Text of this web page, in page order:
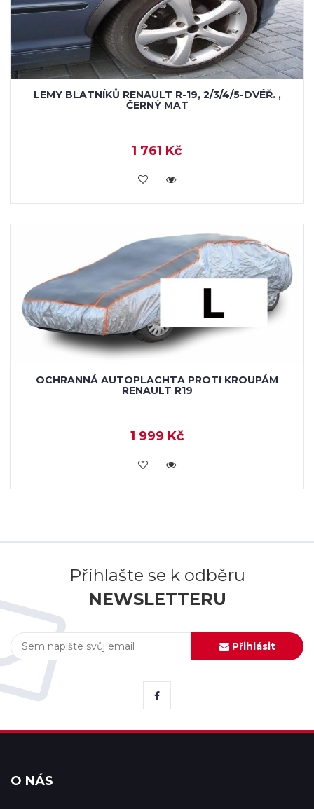
LEMY BLATNÍKŮ RENAULT R-19, 2/3/4/5-DVÉŘ. ,
ČERNÝ MAT
1 761 Kč
KOUPIT
OCHRANNÁ AUTOPLACHTA PROTI KROUPÁM
RENAULT R19
1 999 Kč
KOUPIT
Přihlašte se k odběru
NEWSLETTERU
Přihlásit
O NÁS